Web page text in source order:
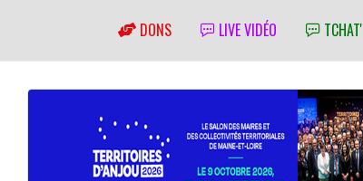
DONS LIVE VIDÉO TCHAT'